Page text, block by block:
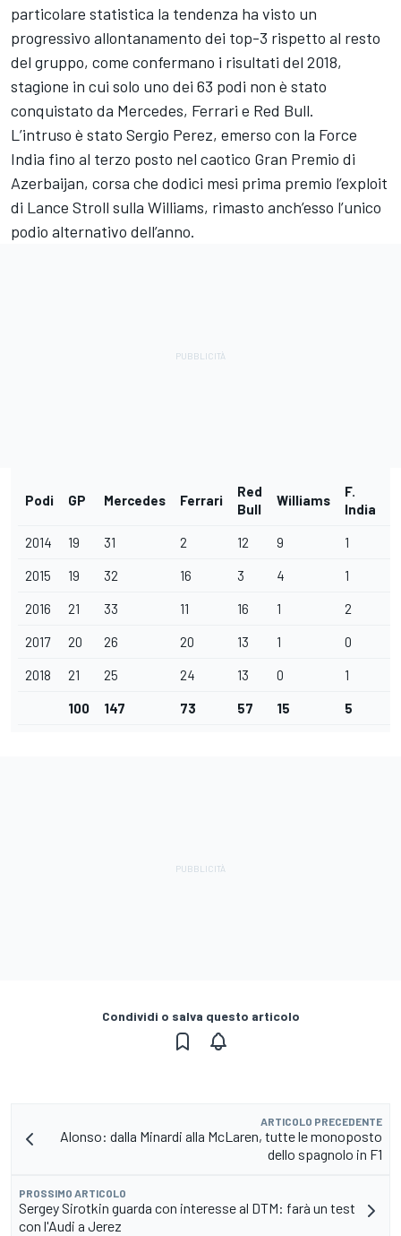
particolare statistica la tendenza ha visto un
progressivo allontanamento dei top-3 rispetto al resto
del gruppo, come confermano i risultati del 2018,
stagione in cui solo uno dei 63 podi non è stato
conquistato da Mercedes, Ferrari e Red Bull.
L’intruso è stato Sergio Perez, emerso con la Force
India fino al terzo posto nel caotico Gran Premio di
Azerbaijan, corsa che dodici mesi prima premio l’exploit
di Lance Stroll sulla Williams, rimasto anch’esso l’unico
podio alternativo dell’anno.
Podi GP Mercedes Ferrari
Red
Bull
Williams
F.
India
2014 19 31 2 12 9 1
2015 19 32 16 3 4 1
2016 21 33 11 16 1 2
2017 20 26 20 13 1 0
2018 21 25 24 13 0 1
100 147 73 57 15 5
Condividi o salva questo articolo
ARTICOLO PRECEDENTE
Alonso: dalla Minardi alla McLaren, tutte le monoposto
dello spagnolo in F1
PROSSIMO ARTICOLO
Sergey Sirotkin guarda con interesse al DTM: farà un test
con l'Audi a Jerez